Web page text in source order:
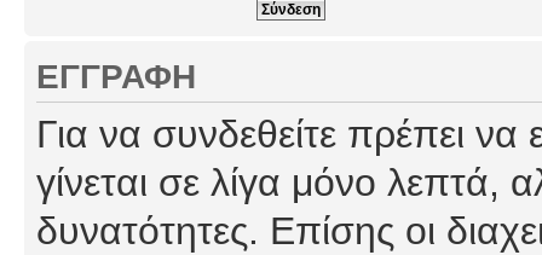
ΕΓΓΡΑΦΉ
Για να συνδεθείτε πρέπει
γίνεται σε λίγα μόνο λεπτά,
δυνατότητες. Επίσης οι